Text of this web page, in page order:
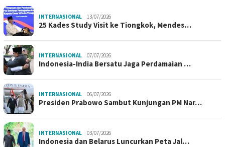
INTERNASIONAL 13/07/2026
25 Kades Study Visit ke Tiongkok, Mendes…
INTERNASIONAL 07/07/2026
Indonesia-India Bersatu Jaga Perdamaian …
INTERNASIONAL 06/07/2026
Presiden Prabowo Sambut Kunjungan PM Nar…
INTERNASIONAL 03/07/2026
Indonesia dan Belarus Luncurkan Peta Jal…